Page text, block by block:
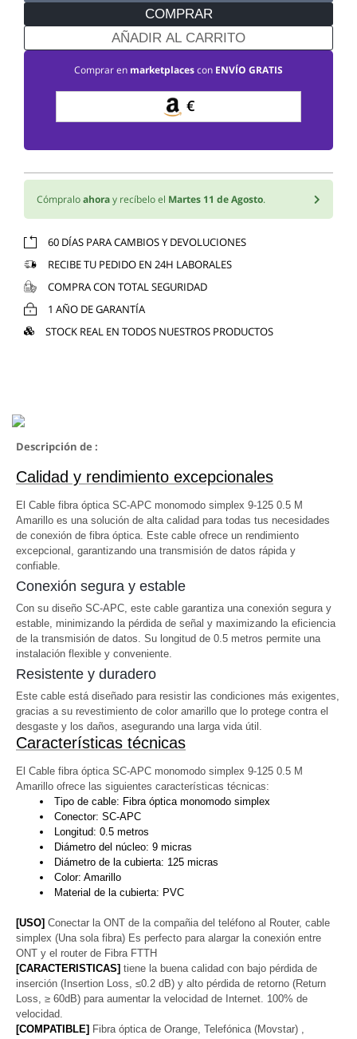
COMPRAR
AÑADIR AL CARRITO
Comprar en marketplacescon ENVÍO GRATIS
€
Cómpraloahoray recíbelo el Martes 11 de Agosto.
60 DÍAS PARA CAMBIOS Y DEVOLUCIONES
RECIBE TU PEDIDO EN 24H LABORALES
COMPRA CON TOTAL SEGURIDAD
1 AÑO DE GARANTÍA
STOCK REAL EN TODOS NUESTROS PRODUCTOS
Descripción de :
Calidad y rendimiento excepcionales
El Cable fibra óptica SC-APC monomodo simplex 9-125 0.5 M
Amarillo es una solución de alta calidad para todas tus necesidades
de conexión de fibra óptica. Este cable ofrece un rendimiento
excepcional, garantizando una transmisión de datos rápida y
confiable.
Conexión segura y estable
Con su diseño SC-APC, este cable garantiza una conexión segura y
estable, minimizando la pérdida de señal y maximizando la eficiencia
de la transmisión de datos. Su longitud de 0.5 metros permite una
instalación flexible y conveniente.
Resistente y duradero
Este cable está diseñado para resistir las condiciones más exigentes,
gracias a su revestimiento de color amarillo que lo protege contra el
desgaste y los daños, asegurando una larga vida útil.
Características técnicas
El Cable fibra óptica SC-APC monomodo simplex 9-125 0.5 M
Amarillo ofrece las siguientes características técnicas:
Tipo de cable: Fibra óptica monomodo simplex
Conector: SC-APC
Longitud: 0.5 metros
Diámetro del núcleo: 9 micras
Diámetro de la cubierta: 125 micras
Color: Amarillo
Material de la cubierta: PVC
[USO] Conectar la ONT de la compañia del teléfono al Router, cable
simplex (Una sola fibra) Es perfecto para alargar la conexión entre
ONT y el router de Fibra FTTH
[CARACTERISTICAS] tiene la buena calidad con bajo pérdida de
inserción (Insertion Loss, ≤0.2 dB) y alto pérdida de retorno (Return
Loss, ≥ 60dB) para aumentar la velocidad de Internet. 100% de
velocidad.
[COMPATIBLE] Fibra óptica de Orange, Telefónica (Movstar) ,